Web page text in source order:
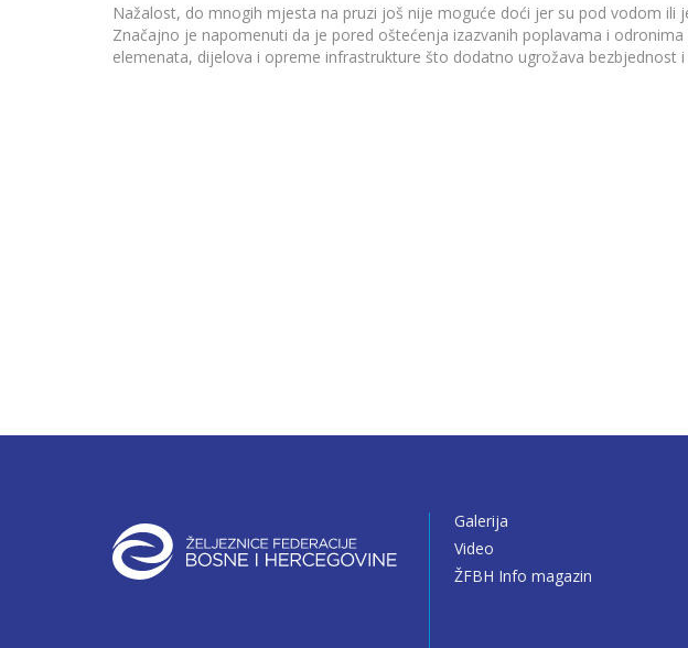
Nažalost, do mnogih mjesta na pruzi još nije moguće doći jer su pod vodom ili
Značajno je napomenuti da je pored oštećenja izazvanih poplavama i
elemenata, dijelova i opreme infrastrukture što dodatno ugrožava bezbjednost
Galerija
Video
ŽFBH Info magazin